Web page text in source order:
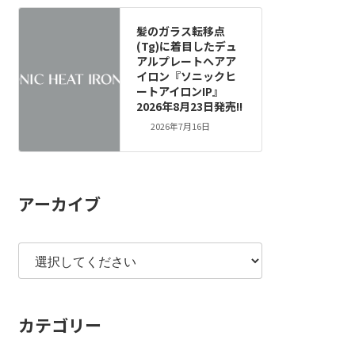
髪のガラス転移点
(Tg)に着目したデュ
アルプレートヘアア
イロン『ソニックヒ
ートアイロンIP』
2026年8月23日発売!!
2026年7月16日
アーカイブ
カテゴリー